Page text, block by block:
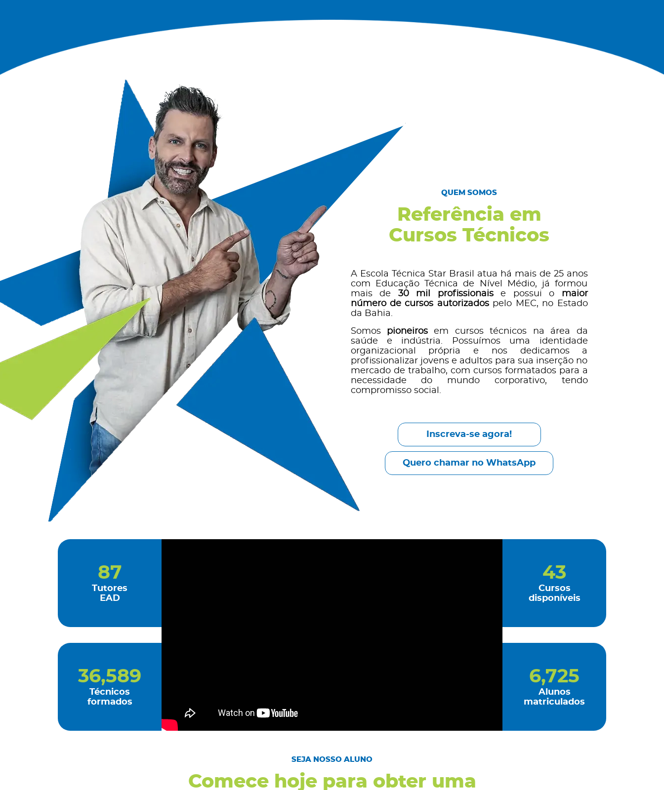
QUEM SOMOS
Referência em
Cursos Técnicos
A Escola Técnica Star Brasil atua há mais de 25 anos
com Educação Técnica de Nível Médio, já formou
mais de 30 mil profissionaise possui o maior
número de cursos autorizadospelo MEC, no Estado
da Bahia.
Somos pioneirosem cursos técnicos na área da
saúde e indústria. Possuímos uma identidade
organizacional própria e nos dedicamos a
profissionalizar jovens e adultos para sua inserção no
mercado de trabalho, com cursos formatados para a
necessidade do mundo corporativo, tendo
compromisso social.
Inscreva-se agora!
Quero chamar no WhatsApp
87
Tutores
EAD
36,589
Técnicos
formados
43
Cursos
disponíveis
6,725
Alunos
matriculados
SEJA NOSSO ALUNO
Comece hoje para obter uma